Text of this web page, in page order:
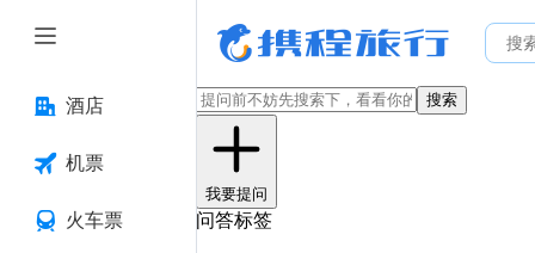
酒店
机票
火车票
搜索
我要提问
问答标签